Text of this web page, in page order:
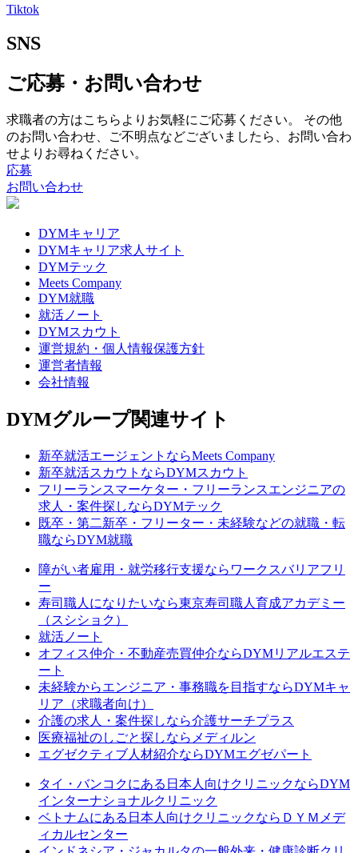
TOP
lineをフォロー
Tiktok
SNS
ご応募・お問い合わせ
求職者の方はこちらよりお気軽にご応募ください。 その他
のお問い合わせ、ご不明点などございましたら、お問い合わ
せよりお尋ねください。
応募
お問い合わせ
DYMキャリア
DYMキャリア求人サイト
DYMテック
Meets Company
DYM就職
就活ノート
DYMスカウト
運営規約・個人情報保護方針
運営者情報
会社情報
DYMグループ関連サイト
新卒就活エージェントならMeets Company
新卒就活スカウトならDYMスカウト
フリーランスマーケター・フリーランスエンジニアの
求人・案件探しならDYMテック
既卒・第二新卒・フリーター・未経験などの就職・転
職ならDYM就職
障がい者雇用・就労移行支援ならワークスバリアフリ
ー
寿司職人になりたいなら東京寿司職人育成アカデミー
（スシショク）
就活ノート
オフィス仲介・不動産売買仲介ならDYMリアルエステ
ート
未経験からエンジニア・事務職を目指すならDYMキャ
リア（求職者向け）
介護の求人・案件探しなら介護サーチプラス
医療福祉のしごと探しならメディルン
エグゼクティブ人材紹介ならDYMエグゼパート
タイ・バンコクにある日本人向けクリニックならDYM
インターナショナルクリニック
ベトナムにある日本人向けクリニックならＤＹＭメデ
ィカルセンター